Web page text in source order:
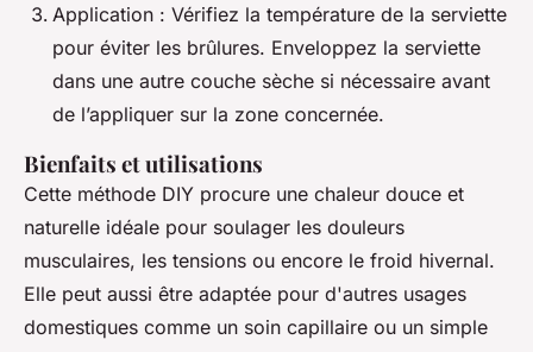
Application : Vérifiez la température de la serviette
pour éviter les brûlures. Enveloppez la serviette
dans une autre couche sèche si nécessaire avant
de l’appliquer sur la zone concernée.
Bienfaits et utilisations
Cette méthode DIY procure une chaleur douce et
naturelle idéale pour soulager les douleurs
musculaires, les tensions ou encore le froid hivernal.
Elle peut aussi être adaptée pour d'autres usages
domestiques comme un soin capillaire ou un simple